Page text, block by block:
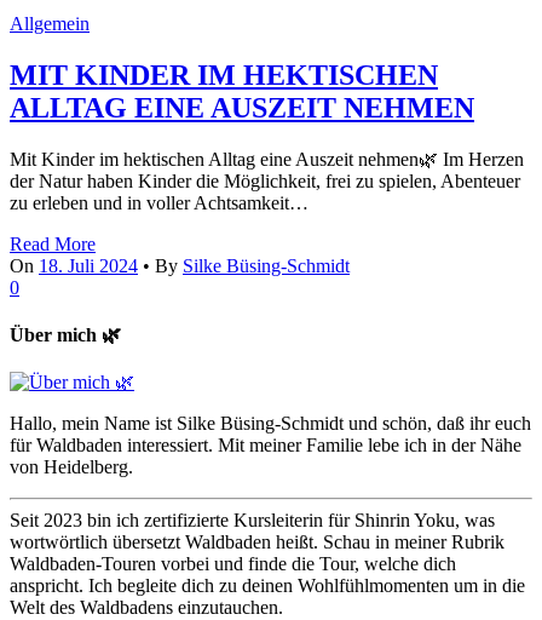
Allgemein
MIT KINDER IM HEKTISCHEN
ALLTAG EINE AUSZEIT NEHMEN
Mit Kinder im hektischen Alltag eine Auszeit nehmen🌿 Im Herzen
der Natur haben Kinder die Möglichkeit, frei zu spielen, Abenteuer
zu erleben und in voller Achtsamkeit…
Read More
On 18. Juli 2024 • By Silke Büsing-Schmidt
0
Über mich 🌿
Hallo, mein Name ist Silke Büsing-Schmidt und schön, daß ihr euch
für Waldbaden interessiert. Mit meiner Familie lebe ich in der Nähe
von Heidelberg.
Seit 2023 bin ich zertifizierte Kursleiterin für Shinrin Yoku, was
wortwörtlich übersetzt Waldbaden heißt. Schau in meiner Rubrik
Waldbaden-Touren vorbei und finde die Tour, welche dich
anspricht. Ich begleite dich zu deinen Wohlfühlmomenten um in die
Welt des Waldbadens einzutauchen.